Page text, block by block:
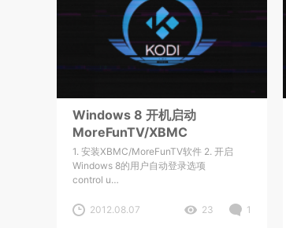
Windows 8 开机启动
MoreFunTV/XBMC
1. 安装XBMC/MoreFunTV软件 2. 开启
Windows 8的用户自动登录选项
control u…
2012.08.07 23 1